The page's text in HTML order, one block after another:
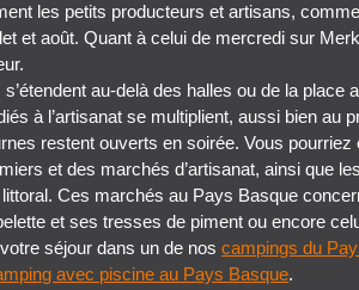
les petits producteurs et artisans,
et août. Quant à celui de mercredi sur
au-delà des halles ou de la place
à l’artisanat se multiplient, aussi bien au
restent ouverts en soirée. Vous pourriez
et des marchés d’artisanat, ainsi que
Ces marchés au Pays Basque
et ses tresses de piment ou encore
séjour dans un de noscampings du
avec piscine au Pays Basque.